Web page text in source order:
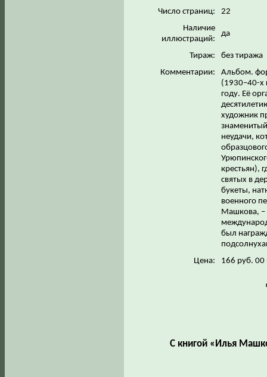
Число страниц:
22
Наличие
иллюстраций:
да
Тираж:
без тиража
Комментарии:
Альбом.
(1930–40-х
году. Её
художник
неудачи,
крестьян),
святых в
букеты,
военного
Машкова, –
был
Цена:
166 руб. 00
С книгой «Илья